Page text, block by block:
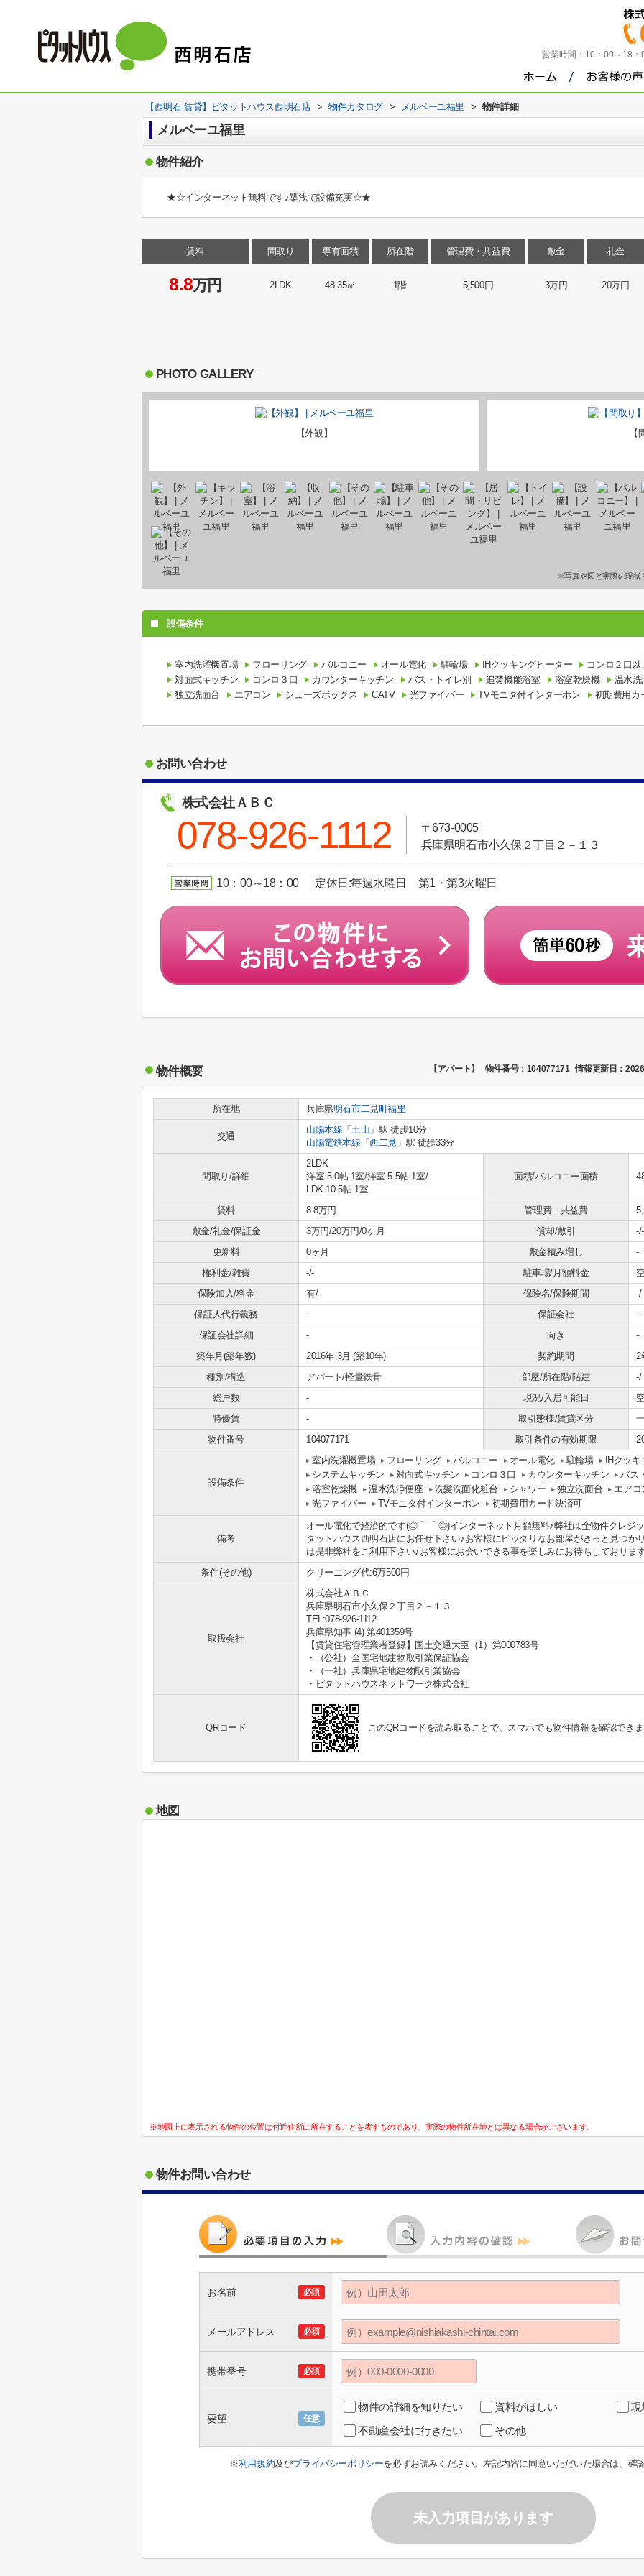
営業時間： 10：00～18
【西明石 賃貸】ピタットハウス西明石店 > 物件カタログ > メルベーユ福里 > 物件詳細
メルベーユ福里
物件紹介
★☆インターネット無料です♪築浅で設備充実☆★
賃料
8.8万円
間取り
2LDK
専有面積
48.35㎡
所在階
1階
管理費・共益費
5,500円
敷金
3万円
礼金
20万円
PHOTO GALLERY
【外観】
※写真や図と実際の現状
設備条件
室内洗濯機置場 フローリング バルコニー オール電化 駐輪場 IHクッキングヒーター
コンロ２口以
対面式キッチン
コンロ３口 カウンターキッチン バス・トイレ別 追焚機能浴室 浴室乾燥機
温水洗
独立洗面台
エアコン シューズボックス CATV 光ファイバー TVモニタ付インターホン 初期費用カ
お問い合わせ
株式会社ＡＢＣ
078-926-1112
〒673-0005
兵庫県明石市小久保２丁目２－１３
10：00～18：00 定休日:毎週水曜日 第1・第3火曜日
物件概要 【アパート】 物件番号：104077171 情報更新日：
所在地 兵庫県明石市二見町福里
交通
山陽本線 「土山 」駅 徒歩10分
山陽電鉄本線 「西二見 」駅 徒歩33分
間取り/詳細
2LDK
洋室 5.0帖 1室/洋室 5.5帖 1室/
LDK 10.5帖 1室
面積/バルコニー面積
賃料 8.8万円 管理費・共益費
敷金/礼金/保証金
3万円/20万円/0ヶ月 償却/敷引
-/-
更新料
0ヶ月 敷金積み増し
-
権利金/雑費
-/- 駐車場/月額料金
保険加入/料金
有/- 保険名/保険期間
-/-
保証人代行義務
- 保証会社
-
保証会社詳細
- 向き
-
築年月(築年数)
2016年 3月 (築10年) 契約期間
2
種別/構造
アパート/軽量鉄骨 部屋/所在階/階建
-/
総戸数
- 現況/入居可能日
特優賃
- 取引態様/賃貸区分
物件番号
104077171 取引条件の有効期限
設備条件
室内洗濯機置場 フローリング バルコニー オール電化 駐輪場
IHクッ
システムキッチン
対面式キッチン コンロ３口 カウンターキッチン
バス
浴室乾燥機
温水洗浄便座 洗髪洗面化粧台 シャワー 独立洗面台
エアコ
光ファイバー
TVモニタ付インターホン 初期費用カード決済可
備考
オール電化で経済的です(◎⌒ ⌒◎)インターネット月額無料♪弊社は全物件クレジ
タットハウス西明石店にお任せ下さい♪お客様にピッタリなお部屋がきっと見つか
は是非弊社をご利用下さい♪お客様にお会いできる事を楽しみにお待ちして
条件(その他)
クリーニング代:6万500円
取扱会社
株式会社ＡＢＣ
兵庫県明石市小久保２丁目２－１３
TEL:078-926-1112
兵庫県知事 (4) 第401359号
【賃貸住宅管理業者登録】国土交通大臣（1）第000783号
・（公社）全国宅地建物取引業保証協会
・（一社）兵庫県宅地建物取引業協会
・ピタットハウスネットワーク株式会社
QRコード このQRコードを読み取ることで、スマホでも物件情報を確認でき
地図
※地図上に表示される物件の位置は付近住所に所在することを表すものであり、実際の物件所在地とは異なる場合がございます。
物件お問い合わせ
お名前 必須
メールアドレス 必須
携帯番号 必須
要望 任意
物件の詳細を知りたい 資料がほしい
現
不動産会社に行きたい
その他
※利用規約及びプライバシーポリシーを必ずお読みください。左記内容に同意いただいた場合は、確
未入力項目があります